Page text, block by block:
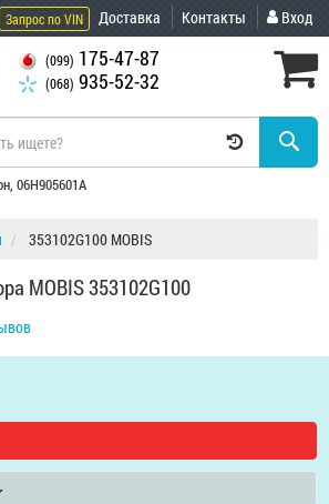
Запрос по VIN Доставка Контакты Вход
(099) 175-47-87
(068) 935-52-32
06H905601A
353102G100 MOBIS
MOBIS 353102G100